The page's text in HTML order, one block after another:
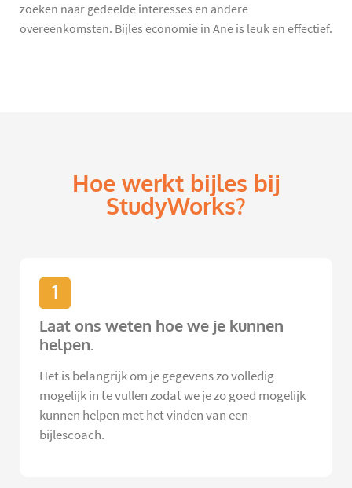
zoeken naar gedeelde interesses en andere
overeenkomsten. Bijles economie in Ane is leuk en effectief.
Hoe werkt bijles bij
StudyWorks?
1
Laat ons weten hoe we je kunnen
helpen.
Het is belangrijk om je gegevens zo volledig
mogelijk in te vullen zodat we je zo goed mogelijk
kunnen helpen met het vinden van een
bijlescoach.